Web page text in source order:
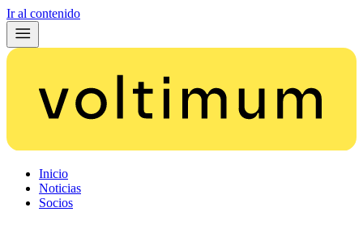
Ir al contenido
Inicio
Noticias
Socios